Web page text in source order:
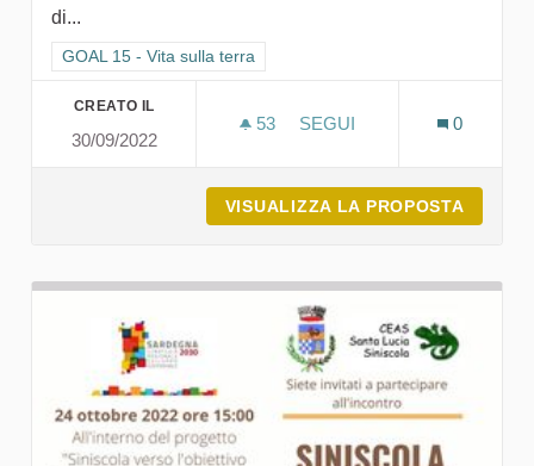
di...
Filtra i risultati per categoria: GOAL 15 - Vita sulla terra
GOAL 15 - Vita sulla terra
CREATO IL
30/09/2022
53 53 SOSTENITORI
SEGUI
0
VISUALIZZA LA PROPOSTA